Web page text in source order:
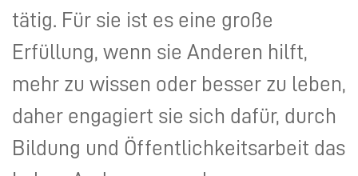
tätig. Für sie ist es eine große
Erfüllung, wenn sie Anderen hilft,
mehr zu wissen oder besser zu leben,
daher engagiert sie sich dafür, durch
Bildung und Öffentlichkeitsarbeit das